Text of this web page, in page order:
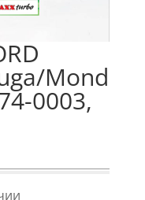
Mond
0003,